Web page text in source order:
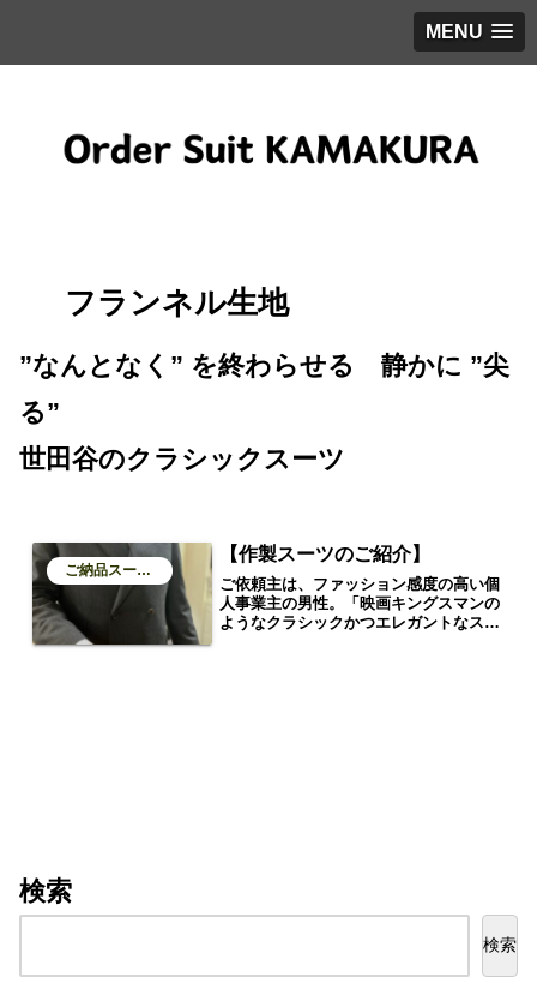
MENU
フランネル生地
”なんとなく” を終わらせる 静かに ”尖
る”
世田谷のクラシックスーツ
ご納品スーツのご紹介
【作製スーツのご紹介】
ご依頼主は、ファッション感度の高い個
人事業主の男性。「映画キングスマンの
ようなクラシックかつエレガントなスー
検索
検索